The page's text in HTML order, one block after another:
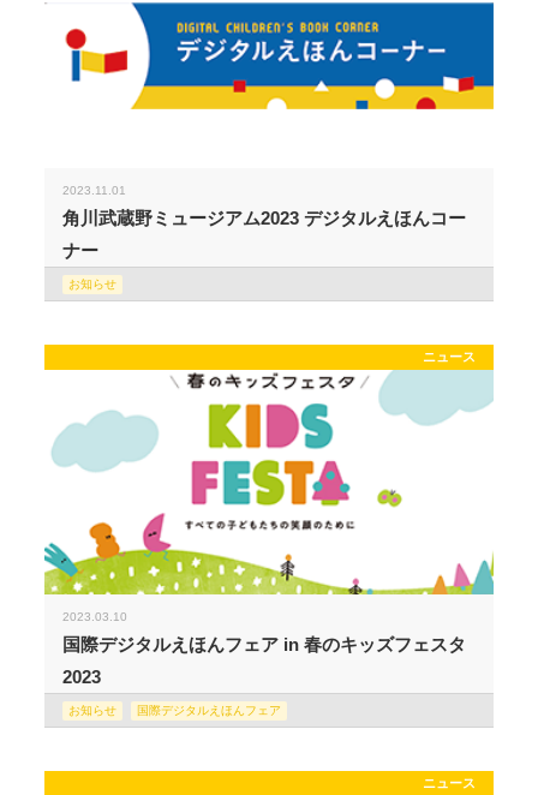
2023.11.01
角川武蔵野ミュージアム2023 デジタルえほんコー
ナー
お知らせ
ニュース
2023.03.10
国際デジタルえほんフェア in 春のキッズフェスタ
2023
お知らせ 国際デジタルえほんフェア
ニュース